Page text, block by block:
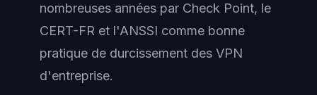
nombreuses années par Check Point, le
CERT-FR et l'ANSSI comme bonne
pratique de durcissement des VPN
d'entreprise.